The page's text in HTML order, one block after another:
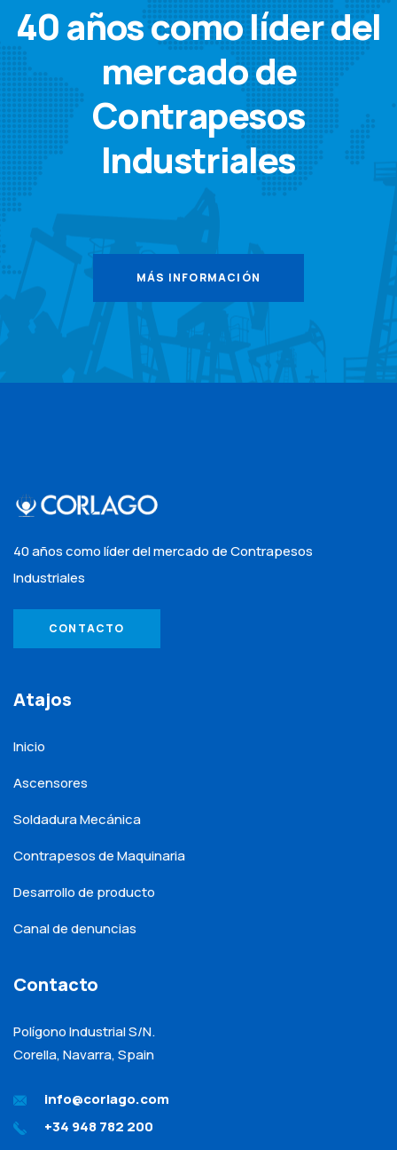
40 años como líder del
mercado de
Contrapesos
Industriales
MÁS INFORMACIÓN
40 años como líder del mercado de Contrapesos
Industriales
CONTACTO
Atajos
Inicio
Ascensores
Soldadura Mecánica
Contrapesos de Maquinaria
Desarrollo de producto
Canal de denuncias
Contacto
Polígono Industrial S/N.
Corella, Navarra, Spain
info@corlago.com
+34 948 782 200